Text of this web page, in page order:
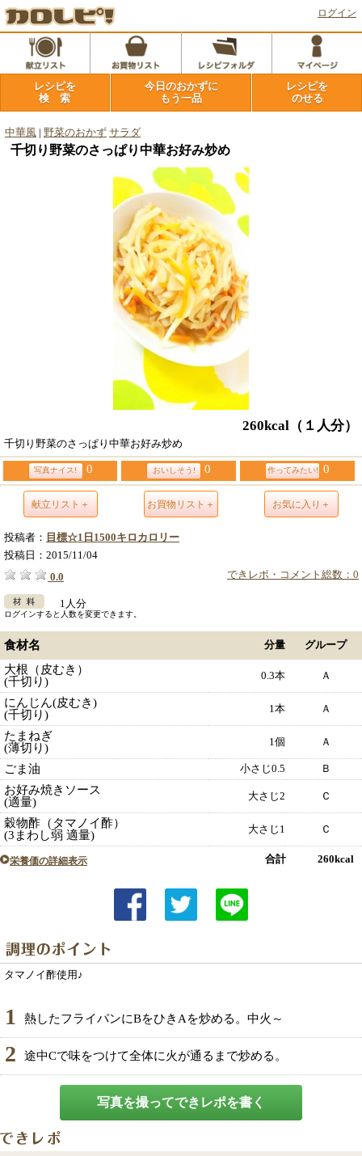
ログイン
レシピを
検 索
今日のおかずに
もう一品
レシピを
のせる
中華風 野菜のおかず サラダ
千切り野菜のさっぱり中華お好み炒め
260kcal （１人分）
千切り野菜のさっぱり中華お好み炒め
写真ナイス! 0 おいしそう! 0 作ってみたい! 0
献立リスト＋ お買物リスト＋ お気に入り＋
投稿者： 目標☆1日1500キロカロリー
投稿日： 2015/11/04
できレポ・コメント総数：0
0.0
1人分
ログインすると人数を変更できます。
食材名 分量 グループ
大根（皮むき）
(千切り)
0.3本 Ａ
にんじん(皮むき)
(千切り)
1本 Ａ
たまねぎ
(薄切り)
1個 Ａ
ごま油 小さじ0.5 Ｂ
お好み焼きソース
(適量)
大さじ2 Ｃ
穀物酢（タマノイ酢）
(3まわし弱 適量)
大さじ1 Ｃ
栄養価の詳細表示 合計 260kcal
タマノイ酢使用♪
1 熱したフライパンにBをひきAを炒める。中火～
2 途中Cで味をつけて全体に火が通るまで炒める。
写真を撮ってできレポを書く